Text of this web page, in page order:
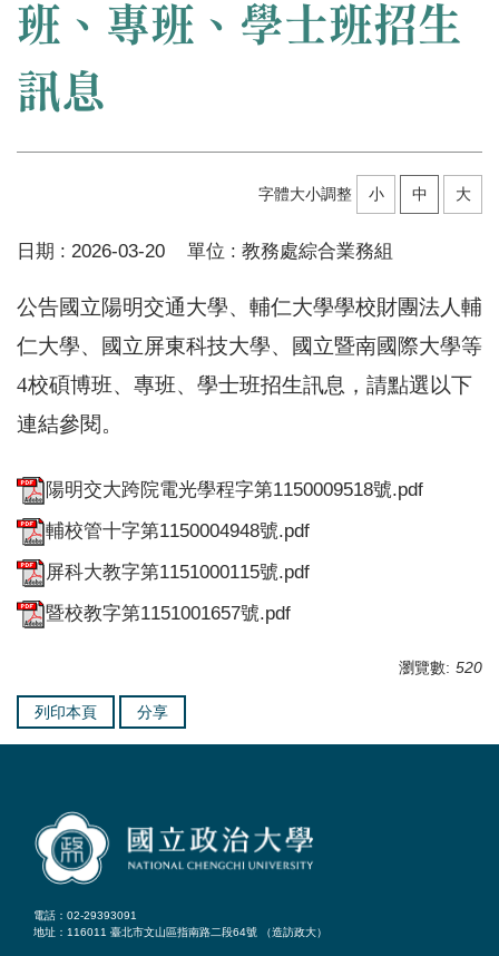
班、專班、學士班招生
訊息
字體大小調整 小 中 大
日期 : 2026-03-20 單位 : 教務處綜合業務組
公告國立陽明交通大學、輔仁大學學校財團法人輔
仁大學、國立屏東科技大學、國立暨南國際大學等
4校碩博班、專班、學士班招生訊息，請點選以下
連結參閱。
陽明交大跨院電光學程字第1150009518號.pdf
輔校管十字第1150004948號.pdf
屏科大教字第1151000115號.pdf
暨校教字第1151001657號.pdf
瀏覽數: 520
列印本頁 分享
電話：02-29393091
地址：116011 臺北市文山區指南路二段64號 （造訪政大）